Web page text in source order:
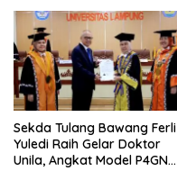
Sekda Tulang Bawang Ferli
Yuledi Raih Gelar Doktor
Unila, Angkat Model P4GN